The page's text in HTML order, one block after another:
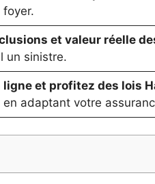
et valeur réelle
un sinistre.
et profitez des lois
adaptant votre